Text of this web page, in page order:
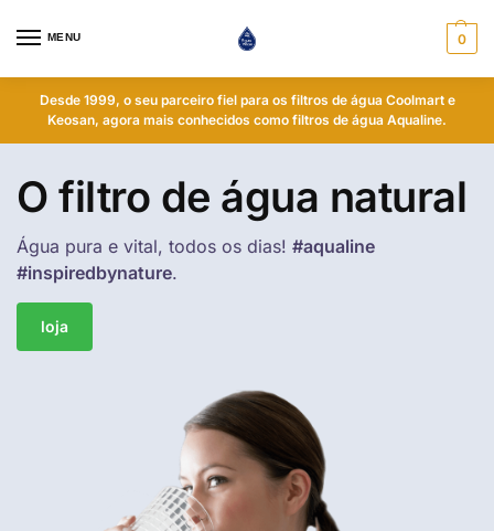
MENU 0
Desde 1999, o seu parceiro fiel para os filtros de água Coolmart e
Keosan, agora mais conhecidos como filtros de água Aqualine.
O filtro de água natural
Água pura e vital, todos os dias! #aqualine
#inspiredbynature.
loja